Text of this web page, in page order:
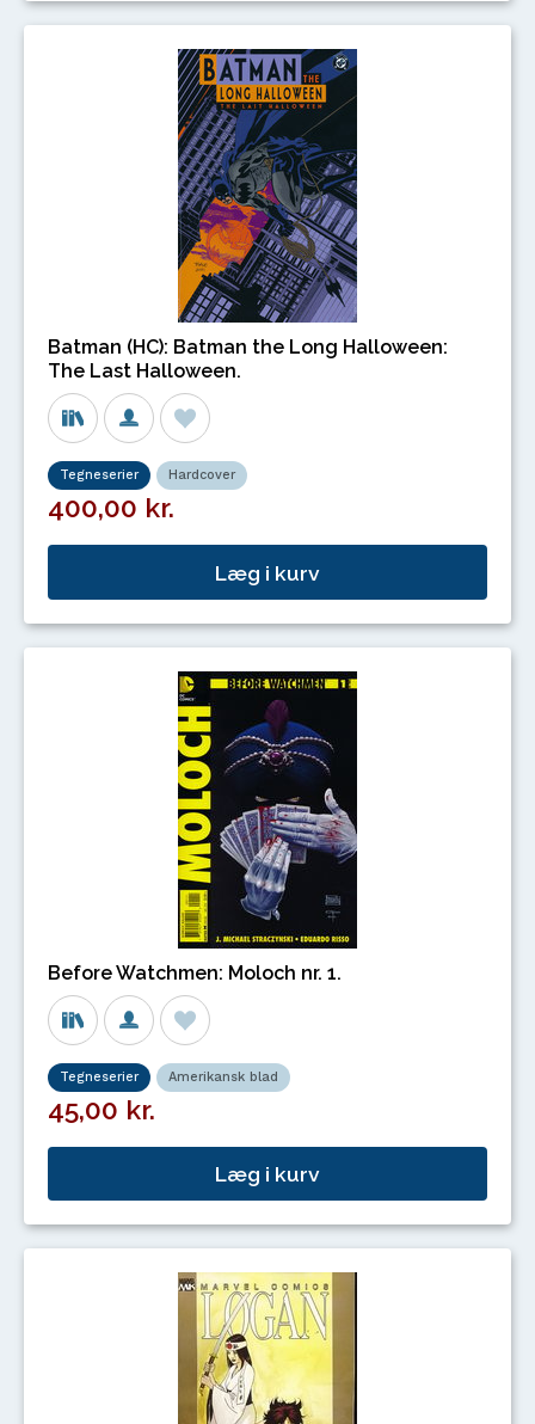
Batman (HC): Batman the Long Halloween:
The Last Halloween.
Tegneserier Hardcover
400,00 kr.
Læg i kurv
Before Watchmen: Moloch nr. 1.
Tegneserier Amerikansk blad
45,00 kr.
Læg i kurv